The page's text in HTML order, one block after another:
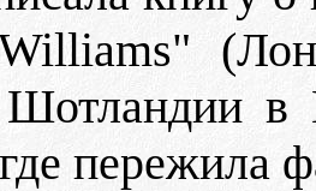
в
пережила